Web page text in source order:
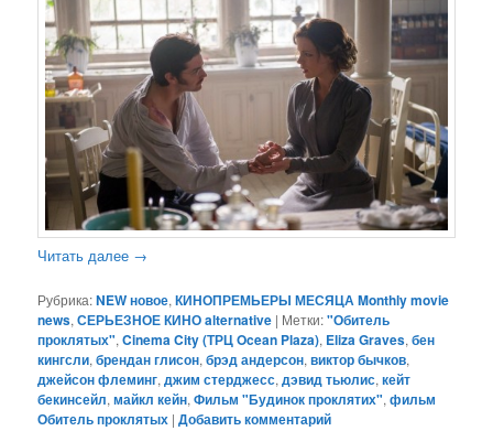
Читать далее →
Рубрика:NEW новое,КИНОПРЕМЬЕРЫ МЕСЯЦА Monthly movie
news,СЕРЬЕЗНОЕ КИНО alternative | Метки:"Обитель
проклятых",Cinema City (ТРЦ Ocean Plaza), Eliza Graves,бен
кингсли,брендан глисон,брэд андерсон,виктор бычков,
джейсон флеминг,джим стерджесс,дэвид тьюлис,кейт
бекинсейл,майкл кейн,Фильм "Будинок проклятих",фильм
Обитель проклятых |Добавить комментарий